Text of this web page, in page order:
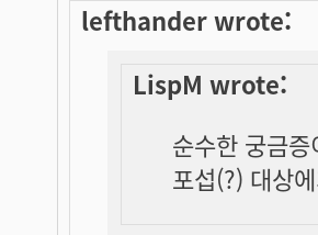
lefthander wrote:
LispM wrote:
순수한 궁금
포섭(?) 대상